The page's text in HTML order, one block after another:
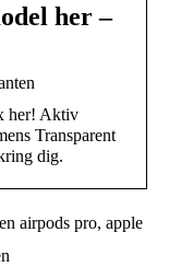
her –
her! Aktiv
Transparent
dig.
airpods pro, apple